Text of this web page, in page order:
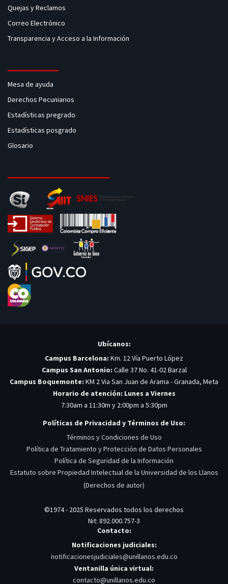
Quejas y Reclamos
Correo Electrónico
Transparencia y Acceso a la Información
Mesa de ayuda
Derechos Pecuniarios
Estadísticas pregrado
Estadísticas posgrado
Glosario
Ubícanos:
Campus Barcelona: Km. 12 Vía Puerto López
Campus San Antonio: Calle 37 No. 41-02 Barzal
Campus Boquemonte: KM 2 Via San Juan de Arama - Granada, Meta
Horario de atención: Lunes a Viernes
7:30am a 11:30m y 2:00pm a 5:30pm
Políticas de Privacidad y Términos de Uso:
Términos y Condiciones de Uso
Política de Tratamiento y Protección de Datos Personales
Política de Seguridad de la Información
Estatuto sobre Propiedad Intelectual de la Universidad de los Llanos
(Derechos de autor)
©1974 - 2025 Reservados todos los derechos
Nit: 892.000.757-3
Contacto:
Notificaciones judiciales:
notificacionesjudiciales@unillanos.edu.co
Ventanilla única virtual:
contacto@unillanos.edu.co